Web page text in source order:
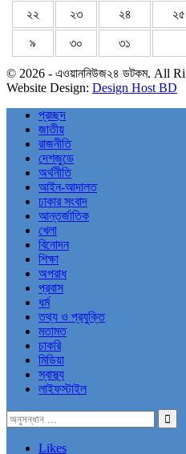
২২ ২৩ ২৪ ২৫
৯ ৩০ ৩১
© 2026 - এওয়াননিউজ২৪ ডটকম. All
Website Design: Design Host BD
প্রচ্ছদ
জাতীয়
রাজনীতি
দেশজুডে
অর্থনীতি
আইন-আদালত
ঢাকার সংবাদ
আন্তর্জাতিক
খেলা
বিনোদন
শিক্ষা
অপরাধ
প্রবাস
ধর্ম
তথ্য ও প্রযুক্তি
মতামত
চাকরি
মিডিয়া
স্বাস্থ্য
লাইফস্টাইল
Likes